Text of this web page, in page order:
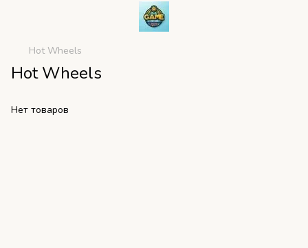
Hot Wheels
Hot Wheels
Нет товаров